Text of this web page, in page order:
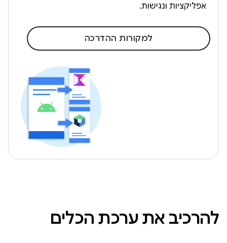
אפליקציות ונגישות.
למקורות ההדרכה
להרכיב את ערכת הכלים